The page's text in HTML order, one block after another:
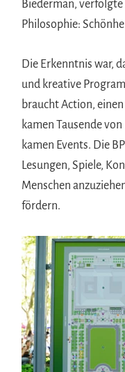
Biederman,
Philosophie:
Die Erkenntnis war,
und kreative
braucht Action,
kamen Tausende
kamen Events. Die
Lesungen, Spiele,
Menschen
fördern.